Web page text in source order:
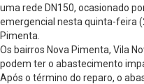
uma rede DN150, ocasionado
emergencial nesta quinta-feira
Pimenta.
Os bairros Nova Pimenta, Vila
podem ter o abastecimento
Após o término do reparo, o